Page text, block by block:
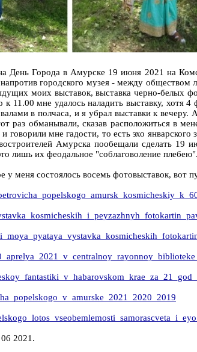
День Города в Амурске 19 июня 2021 на
городского музея - между
моих выставок, выставка черно-белых
11.00 мне удалось наладить выставку, хотя
в полчаса, и я убрал выставки к
раз обманывали, сказав расположиться в
говорили мне гадости, то есть эхо
Амурска пообещали сделать
лишь их феодальное "соблаговоление плебею".
меня состоялось восемь фотовыставок,
2021.